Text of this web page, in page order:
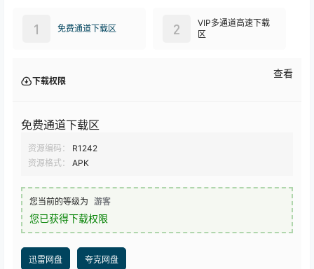
免费通道下载区
1
VIP多通道高速下载
区
2
下载权限
查看
免费通道下载区
资源编码：
R1242
资源格式：
APK
您当前的等级为 游客
您已获得下载权限
迅雷网盘 夸克网盘